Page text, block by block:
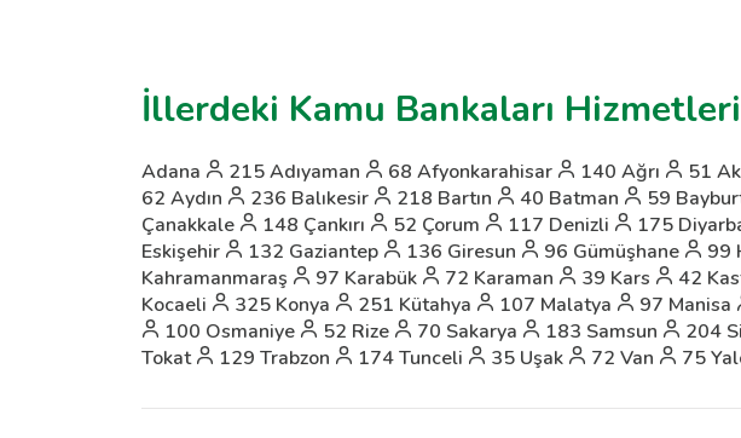
İllerdeki Kamu Bankaları
Adana 215Adıyaman 68 Afyonkarahisar 140 Ağrı 51
62 Aydın 236 Balıkesir 218 Bartın 40 Batman 59
Çanakkale
148 Çankırı 52 Çorum 117 Denizli 175
Eskişehir
132 Gaziantep 136 Giresun 96 Gümüşhane 99
Kahramanmaraş
97 Karabük 72 Karaman 39 Kars 42
Kocaeli
325 Konya 251 Kütahya 107 Malatya 97 Manisa
100 Osmaniye 52 Rize 70 Sakarya 183 Samsun 204
Tokat
129 Trabzon 174Tunceli 35 Uşak 72 Van 75